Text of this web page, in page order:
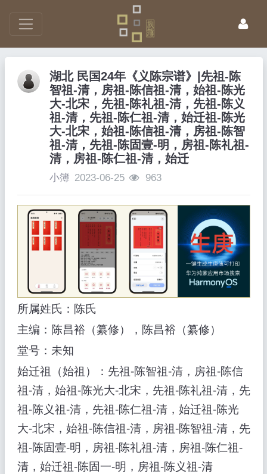
湖北 民国24年《义陈宗谱》|先祖-陈
智祖-清，房祖-陈信祖-清，始祖-陈光
大-北宋，先祖-陈礼祖-清，先祖-陈义
祖-清，先祖-陈仁祖-清，始迁祖-陈光
大-北宋，始祖-陈信祖-清，房祖-陈智
祖-清，先祖-陈固壹-明，房祖-陈礼祖-
清，房祖-陈仁祖-清，始迁
小簿 2023-06-25 963
所属姓氏：陈氏
主编：陈昌裕（纂修），陈昌裕（纂修）
堂号：未知
始迁祖（始祖）：先祖-陈智祖-清，房祖-陈信
祖-清，始祖-陈光大-北宋，先祖-陈礼祖-清，先
祖-陈义祖-清，先祖-陈仁祖-清，始迁祖-陈光
大-北宋，始祖-陈信祖-清，房祖-陈智祖-清，先
祖-陈固壹-明，房祖-陈礼祖-清，房祖-陈仁祖-
清，始迁祖-陈固一-明，房祖-陈义祖-清